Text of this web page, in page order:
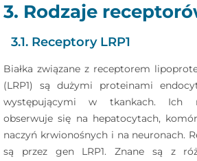
3. Rodzaje
3.1. Receptory LRP1
Białka związane z receptorem
(LRP1) są dużymi proteinami
występującymi w tkankach. Ich
obserwuje się na hepatocytach,
naczyń krwionośnych i na neuronach.
są przez gen LRP1. Znane są z